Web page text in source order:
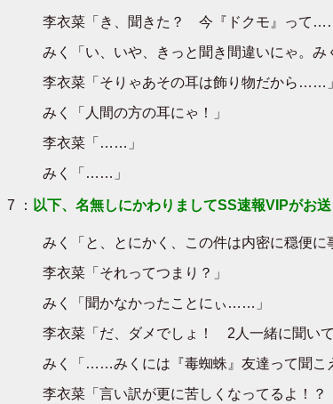
李衣菜「き、聞きた？ 今『ドクモ』って
みく「い、いや、きっと聞き間違いにゃ。み
李衣菜「そりゃあその耳は飾り物だから……」
みく「人間の方の耳にゃ！」
李衣菜「……」
みく「……」
7 ： 以下、名無しにかわりましてSS速報VIPがお
みく「と、とにかく、この件は内密に穏便に
李衣菜「それってつまり？」
みく「聞かなかったことにぃ……」
李衣菜「だ、ダメでしょ！ 2人一緒に聞い
みく「……みくには『毒蜘蛛』友達って聞こ
李衣菜「言い訳が更に苦しくなってるよ！